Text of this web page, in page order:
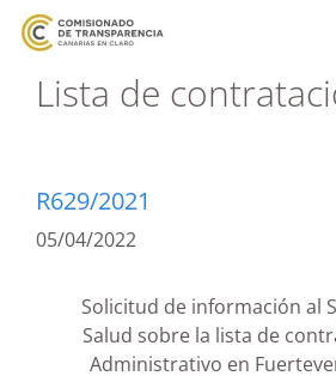
Lista de
R629/2021
05/04/2022
Solicitud de información al
Salud sobre la lista de
Administrativo en